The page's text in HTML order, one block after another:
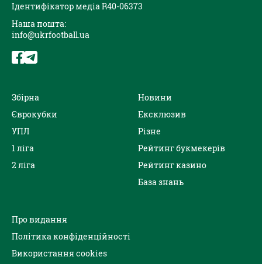
Ідентифікатор медіа R40-06373
Наша пошта:
info@ukrfootball.ua
Збірна
Єврокубки
УПЛ
1 ліга
2 ліга
Новини
Ексклюзив
Різне
Рейтинг букмекерів
Рейтинг казино
База знань
Про видання
Політика конфіденційності
Використання cookies